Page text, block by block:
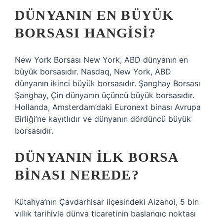
DÜNYANIN EN BÜYÜK
BORSASI HANGISI?
New York Borsası New York, ABD dünyanın en
büyük borsasıdır. Nasdaq, New York, ABD
dünyanın ikinci büyük borsasıdır. Şanghay Borsası
Şanghay, Çin dünyanın üçüncü büyük borsasıdır.
Hollanda, Amsterdam’daki Euronext binası Avrupa
Birliği’ne kayıtlıdır ve dünyanın dördüncü büyük
borsasıdır.
DÜNYANIN ILK BORSA
BINASI NEREDE?
Kütahya’nın Çavdarhisar ilçesindeki Aizanoi, 5 bin
yıllık tarihiyle dünya ticaretinin başlangıç ​​noktası